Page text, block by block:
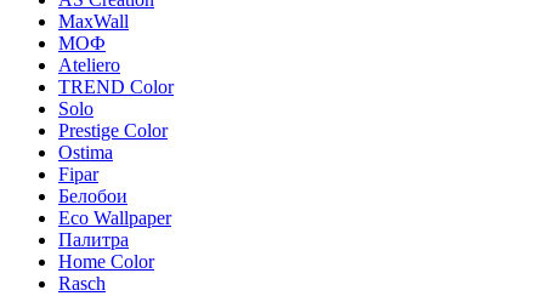
MaxWall
МОФ
Ateliero
TREND Color
Solo
Prestige Color
Ostima
Fipar
Белобои
Eco Wallpaper
Палитра
Home Color
Rasch